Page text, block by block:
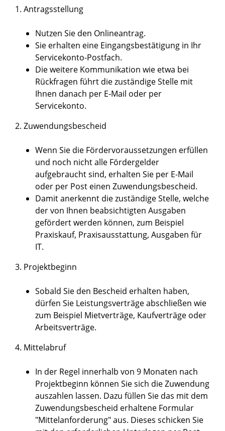
1. Antragsstellung
Nutzen Sie den Onlineantrag.
Sie erhalten eine Eingangsbestätigung in Ihr
Servicekonto-Postfach.
Die weitere Kommunikation wie etwa bei
Rückfragen führt die zuständige Stelle mit
Ihnen danach per E-Mail oder per
Servicekonto.
2. Zuwendungsbescheid
Wenn Sie die Fördervoraussetzungen erfüllen
und noch nicht alle Fördergelder
aufgebraucht sind, erhalten Sie per E-Mail
oder per Post einen Zuwendungsbescheid.
Damit anerkennt die zuständige Stelle, welche
der von Ihnen beabsichtigten Ausgaben
gefördert werden können, zum Beispiel
Praxiskauf, Praxisausstattung, Ausgaben für
IT.
3. Projektbeginn
Sobald Sie den Bescheid erhalten haben,
dürfen Sie Leistungsverträge abschließen wie
zum Beispiel Mietverträge, Kaufverträge oder
Arbeitsverträge.
4. Mittelabruf
In der Regel innerhalb von 9 Monaten nach
Projektbeginn können Sie sich die Zuwendung
auszahlen lassen. Dazu füllen Sie das mit dem
Zuwendungsbescheid erhaltene Formular
"Mittelanforderung" aus. Dieses schicken Sie